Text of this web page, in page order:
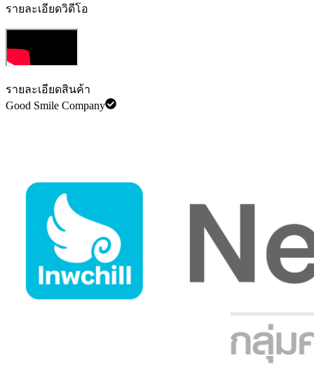
รายละเอียดวิดีโอ
รายละเอียดสินค้า
Good Smile Company